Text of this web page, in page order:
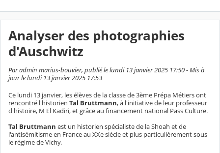
Analyser des photographies
d'Auschwitz
Par admin marius-bouvier, publié le lundi 13 janvier 2025 17:50 - Mis à
jour le lundi 13 janvier 2025 17:53
Ce lundi 13 janvier, les élèves de la classe de 3ème Prépa Métiers ont
rencontré l'historien Tal Bruttmann, à l'initiative de leur professeur
d'histoire, M El Kadiri, et grâce au financement national Pass Culture.
Tal Bruttmann est un historien spécialiste de la Shoah et de
l'antisémitisme en France au XXe siècle et plus particulièrement sous
le régime de Vichy.